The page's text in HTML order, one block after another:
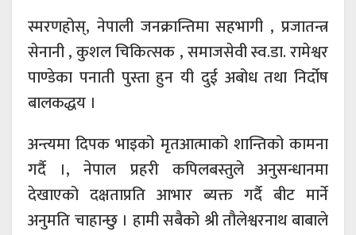
स्मरणहोस्, नेपाली जनक्रान्तिमा सहभागी , प्रजातन्त्र
सेनानी , कुशल चिकित्सक , समाजसेवी स्व.डा. रामेश्वर
पाण्डेका पनाती पुस्ता हुन यी दुई अबोध तथा निर्दोष
बालकद्धय ।
अन्त्यमा दिपक भाइको मृतआत्माको शान्तिको कामना
गर्दै ।, नेपाल प्रहरी कपिलबस्तुले अनुसन्धानमा
देखाएको दक्षताप्रति आभार ब्यक्त गर्दै बीट मार्ने
अनुमति चाहान्छु । हामी सबैको श्री तौलेश्वरनाथ बाबाले